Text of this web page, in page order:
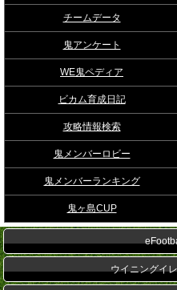
チームデータ
鬼アンケート
WE鬼ペディア
ビカム育成日記
攻略情報検索
鬼メンバーロビー
鬼メンバーランキング
鬼ヶ島CUP
ウイニングイ